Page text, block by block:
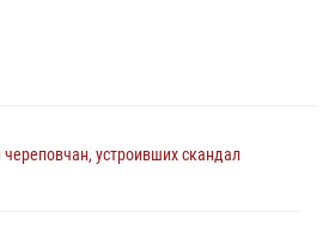
устроивших скандал